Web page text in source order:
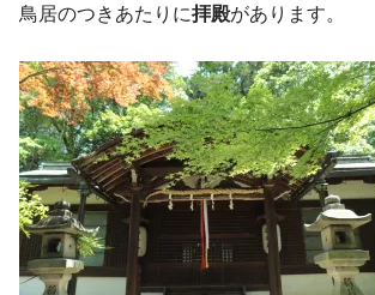
鳥居のつきあたりに拝殿があります。